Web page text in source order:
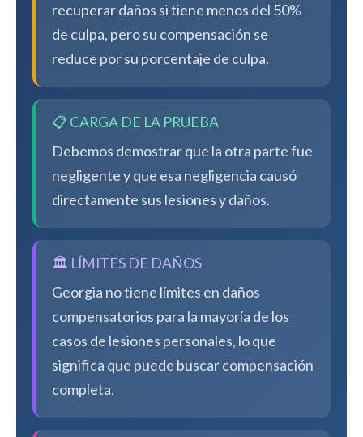
recuperar daños si tiene menos del 50%
de culpa, pero su compensación se
reduce por su porcentaje de culpa.
📋 CARGA DE LA PRUEBA
Debemos demostrar que la otra parte fue
negligente y que esa negligencia causó
directamente sus lesiones y daños.
🏛️ LÍMITES DE DAÑOS
Georgia no tiene límites en daños
compensatorios para la mayoría de los
casos de lesiones personales, lo que
significa que puede buscar compensación
completa.